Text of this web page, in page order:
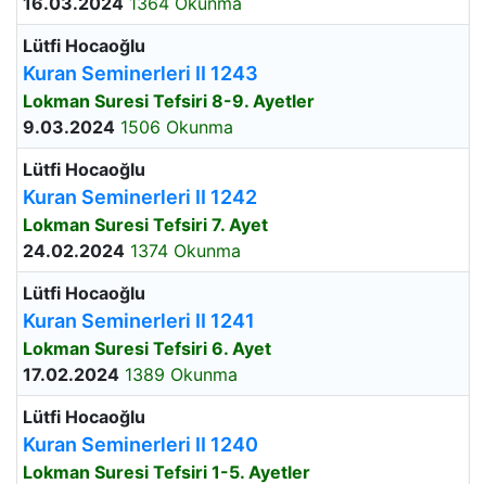
Lütfi Hocaoğlu
Kuran Seminerleri II 1243
Lokman Suresi Tefsiri 8-9. Ayetler
9.03.2024 1506 Okunma
Lütfi Hocaoğlu
Kuran Seminerleri II 1242
Lokman Suresi Tefsiri 7. Ayet
24.02.2024 1374 Okunma
Lütfi Hocaoğlu
Kuran Seminerleri II 1241
Lokman Suresi Tefsiri 6. Ayet
17.02.2024 1389 Okunma
Lütfi Hocaoğlu
Kuran Seminerleri II 1240
Lokman Suresi Tefsiri 1-5. Ayetler